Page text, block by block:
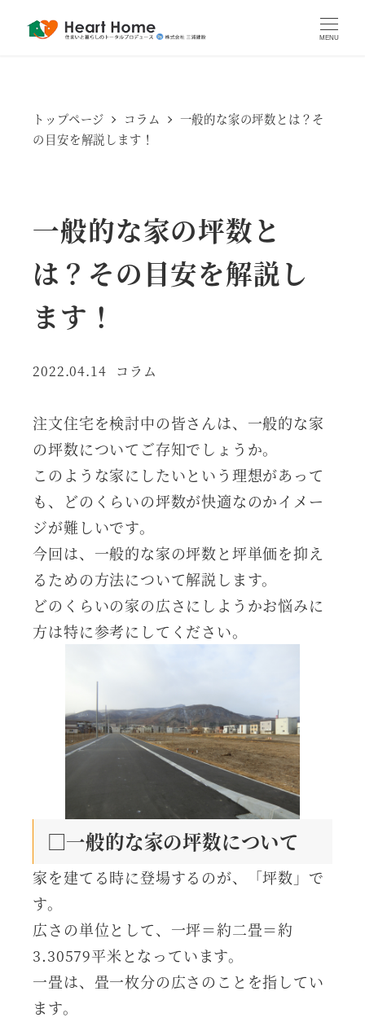
MENU
トップページ コラム
一般的な家の坪数とは？そ
の目安を解説します！
一般的な家の坪数と
は？その目安を解説し
ます！
投稿日
2022.04.14 カテゴリー
コラム
注文住宅を検討中の皆さんは、一般的な家
の坪数についてご存知でしょうか。
このような家にしたいという理想があって
も、どのくらいの坪数が快適なのかイメー
ジが難しいです。
今回は、一般的な家の坪数と坪単価を抑え
るための方法について解説します。
どのくらいの家の広さにしようかお悩みに
方は特に参考にしてください。
□一般的な家の坪数について
家を建てる時に登場するのが、「坪数」で
す。
広さの単位として、一坪＝約二畳＝約
3.30579平米となっています。
一畳は、畳一枚分の広さのことを指してい
ます。